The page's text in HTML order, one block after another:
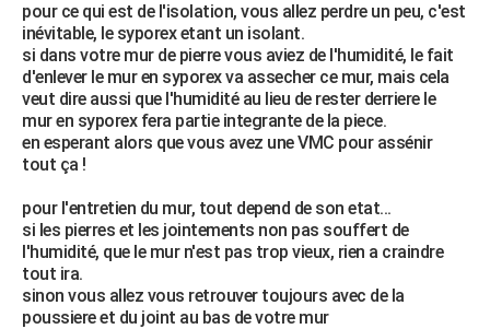
pour ce qui est de l'isolation, vous allez perdre un peu, c'est
inévitable, le syporex etant un isolant.
si dans votre mur de pierre vous aviez de l'humidité, le fait
d'enlever le mur en syporex va assecher ce mur, mais cela
veut dire aussi que l'humidité au lieu de rester derriere le
mur en syporex fera partie integrante de la piece.
en esperant alors que vous avez une VMC pour assénir
tout ça !
pour l'entretien du mur, tout depend de son etat...
si les pierres et les jointements non pas souffert de
l'humidité, que le mur n'est pas trop vieux, rien a craindre
tout ira.
sinon vous allez vous retrouver toujours avec de la
poussiere et du joint au bas de votre mur